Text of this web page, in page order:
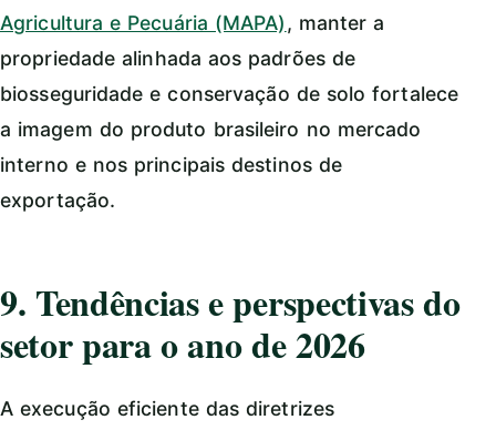
Agricultura e Pecuária (MAPA), manter a
propriedade alinhada aos padrões de
biosseguridade e conservação de solo fortalece
a imagem do produto brasileiro no mercado
interno e nos principais destinos de
exportação.
9. Tendências e perspectivas do
setor para o ano de 2026
A execução eficiente das diretrizes